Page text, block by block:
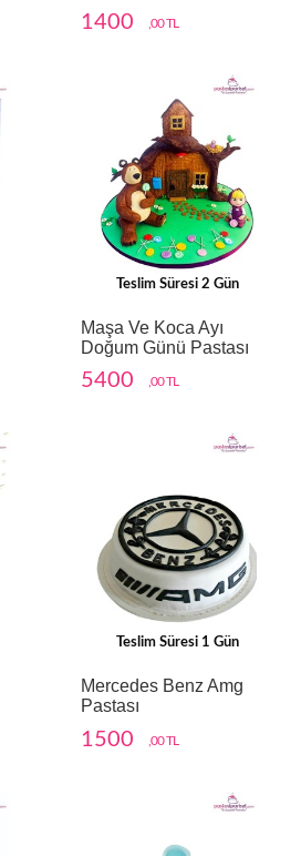
1400 ,00 TL
Teslim Süresi 2 Gün
Maşa Ve Koca Ayı
Doğum Günü Pastası
5400 ,00 TL
Teslim Süresi 1 Gün
Mercedes Benz Amg
Pastası
1500 ,00 TL